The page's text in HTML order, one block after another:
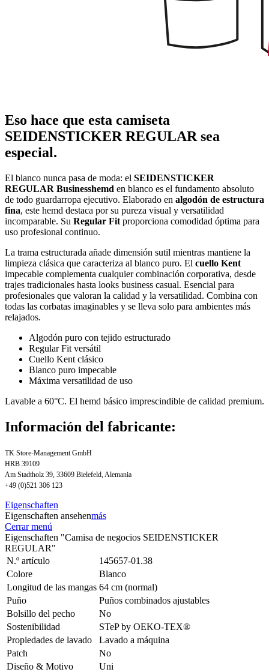
Eso hace que esta camiseta
SEIDENSTICKER REGULAR sea
especial.
El blanco nunca pasa de moda: el SEIDENSTICKER
REGULAR Businesshemd en blanco es el fundamento absoluto
de todo guardarropa ejecutivo. Elaborado en algodón de estructura
fina, este hemd destaca por su pureza visual y versatilidad
incomparable. Su Regular Fit proporciona comodidad óptima para
uso profesional continuo.
La trama estructurada añade dimensión sutil mientras mantiene la
limpieza clásica que caracteriza al blanco puro. El cuello Kent
impecable complementa cualquier combinación corporativa, desde
trajes tradicionales hasta looks business casual. Esencial para
profesionales que valoran la calidad y la versatilidad. Combina con
todas las corbatas imaginables y se lleva solo para ambientes más
relajados.
Algodón puro con tejido estructurado
Regular Fit versátil
Cuello Kent clásico
Blanco puro impecable
Máxima versatilidad de uso
Lavable a 60°C. El hemd básico imprescindible de calidad premium.
Información del fabricante:
TK Store-Management GmbH
HRB 39109
Am Stadtholz 39, 33609 Bielefeld, Alemania
+49 (0)521 306 123
Eigenschaften
Eigenschaften ansehenmás
Cerrar menú
Eigenschaften "Camisa de negocios SEIDENSTICKER
REGULAR"
N.º artículo
145657-01.38
Colore
Blanco
Longitud de las mangas 64 cm (normal)
Puño
Puños combinados ajustables
Bolsillo del pecho
No
Sostenibilidad
STeP by OEKO-TEX®
Propiedades de lavado
Lavado a máquina
Patch
No
Diseño & Motivo
Uni